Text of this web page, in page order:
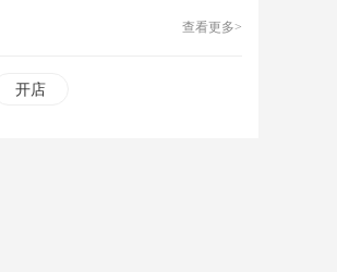
查看更多>
开店